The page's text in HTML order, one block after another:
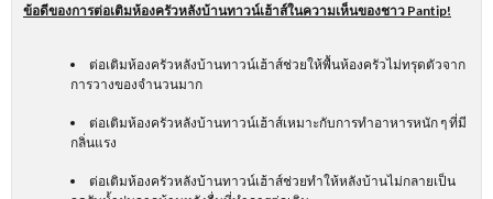
ข้อดีของการต่อเติมห้องครัวหลังบ้านทาวน์เฮ้าส์ในความเห็นของชาว Pantip!
ต่อเติมห้องครัวหลังบ้านทาวน์เฮ้าส์ช่วยให้พื้นห้องครัวไม่ทรุดตัวจาก
การวางของจำนวนมาก
ต่อเติมห้องครัวหลังบ้านทาวน์เฮ้าส์เหมาะกับการทำอาหารหนัก ๆ ที่มี
กลิ่นแรง
ต่อเติมห้องครัวหลังบ้านทาวน์เฮ้าส์ช่วยทำให้หลังบ้านไม่กลายเป็น